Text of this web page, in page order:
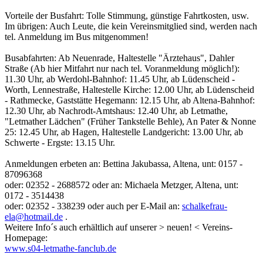
Vorteile der Busfahrt: Tolle Stimmung, günstige Fahrtkosten, usw.
Im übrigen: Auch Leute, die kein Vereinsmitglied sind, werden nach
tel. Anmeldung im Bus mitgenommen!
Busabfahrten: Ab Neuenrade, Haltestelle "Ärztehaus", Dahler
Straße (Ab hier Mitfahrt nur nach tel. Voranmeldung möglich!):
11.30 Uhr, ab Werdohl-Bahnhof: 11.45 Uhr, ab Lüdenscheid -
Worth, Lennestraße, Haltestelle Kirche: 12.00 Uhr, ab Lüdenscheid
- Rathmecke, Gaststätte Hegemann: 12.15 Uhr, ab Altena-Bahnhof:
12.30 Uhr, ab Nachrodt-Amtshaus: 12.40 Uhr, ab Letmathe,
"Letmather Lädchen" (Früher Tankstelle Behle), An Pater & Nonne
25: 12.45 Uhr, ab Hagen, Haltestelle Landgericht: 13.00 Uhr, ab
Schwerte - Ergste: 13.15 Uhr.
Anmeldungen erbeten an: Bettina Jakubassa, Altena, unt: 0157 -
87096368
oder: 02352 - 2688572 oder an: Michaela Metzger, Altena, unt:
0172 - 3514438
oder: 02352 - 338239 oder auch per E-Mail an: schalkefrau-
ela@hotmail.de .
Weitere Info´s auch erhältlich auf unserer > neuen! < Vereins-
Homepage:
www.s04-letmathe-fanclub.de